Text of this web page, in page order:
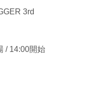
3rd
/ 14:00開始